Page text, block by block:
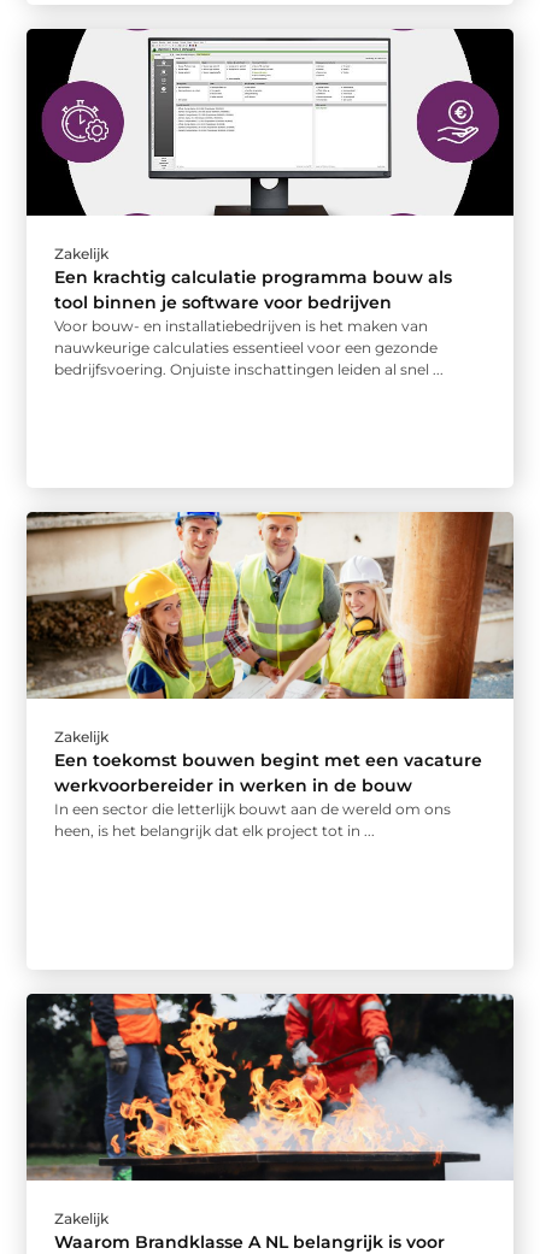
Zakelijk
Een krachtig calculatie programma bouw als
tool binnen je software voor bedrijven
Voor bouw- en installatiebedrijven is het maken van
nauwkeurige calculaties essentieel voor een gezonde
bedrijfsvoering. Onjuiste inschattingen leiden al snel ...
Zakelijk
Een toekomst bouwen begint met een vacature
werkvoorbereider in werken in de bouw
In een sector die letterlijk bouwt aan de wereld om ons
heen, is het belangrijk dat elk project tot in ...
Zakelijk
Waarom Brandklasse A NL belangrijk is voor